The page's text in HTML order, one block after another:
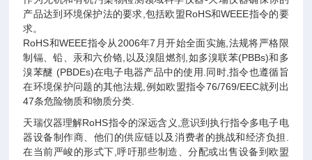
产品达到环境保护法的要求 包括欧盟RoHS和WEEE指令的要
求。
RoHS和WEEE指令从 2006年7 月开始全面实施 法规将严格限
制镉、铅、汞和六价铬 以及溴阻燃剂 如多溴联苯(PBBs)和多
溴苯醚 (PBDEs)在电子电器产品中的使用 同时, 指令也遵循旨
在环境保护问题的其他法规 例如欧盟指令76/769/EEC就列出
47条危险物质和物质分类
天瑞仪器理解RoHS指令的深远含义 意识到执行指令多电子电
器设备制作商、他们的供应链以及消费者的挑战和经济负担
在当前严峻的形式下 呼吁那些制造、分配或出售设备到欧盟